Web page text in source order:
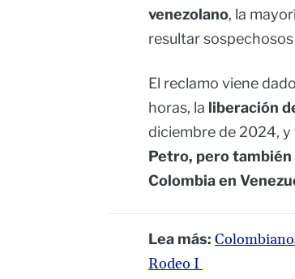
venezolano, la
resultar
El reclamo viene
horas, la liberación
diciembre de 2024,
Petro, pero también
Colombia en
Lea más:
Rodeo I